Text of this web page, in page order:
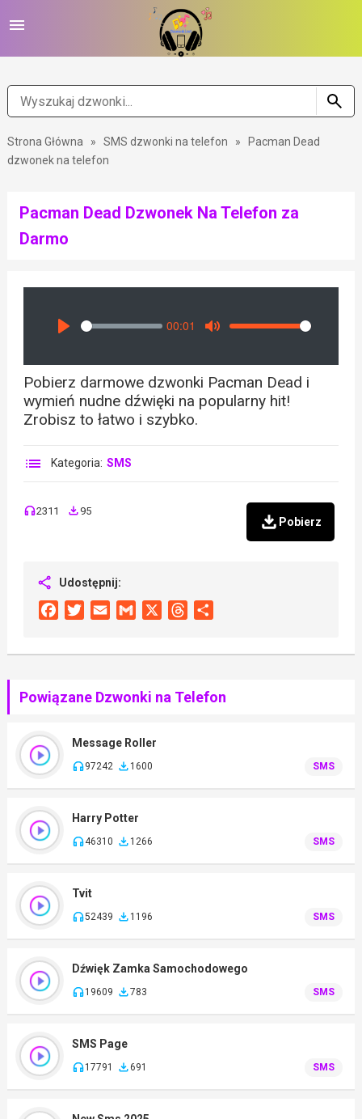
Strona Główna » SMS dzwonki na telefon »
Pacman Dead
dzwonek na telefon
Pacman Dead Dzwonek Na Telefon za
Darmo
Seek
00:01
Volume
Pobierz darmowe dzwonki Pacman Dead i
wymień nudne dźwięki na popularny hit!
Zrobisz to łatwo i szybko.
Kategoria: SMS
2311 95
Pobierz
Udostępnij:
FacebookTwitterEmail Gmail Threads
Powiązane Dzwonki na Telefon
Message Roller
97242 1600 SMS
Harry Potter
46310 1266 SMS
Tvit
52439 1196 SMS
Dźwięk Zamka Samochodowego
19609 783 SMS
SMS Page
17791 691 SMS